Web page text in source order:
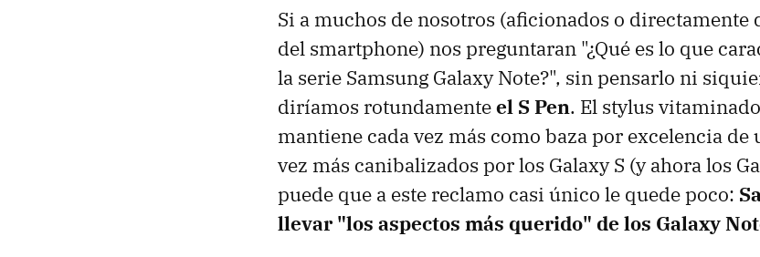
Si a muchos de nosotros (aficionados o directamente
del smartphone) nos preguntaran "¿Qué es lo que
la serie Samsung Galaxy Note?", sin pensarlo ni
diríamos rotundamenteel S Pen. El stylus
mantiene cada vez más como baza por excelencia de
vez más canibalizados por los Galaxy S (y ahora los
puede que a este reclamo casi único le quede poco:
llevar "los aspectos más querido" de los Galaxy